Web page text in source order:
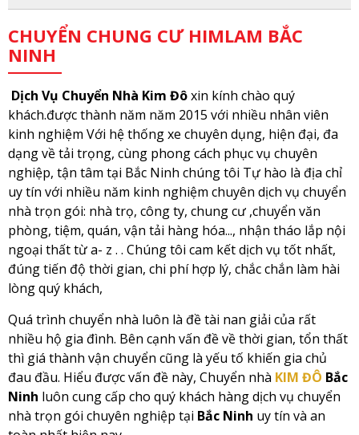
CHUYỂN CHUNG CƯ HIMLAM BẮC
NINH
Dịch Vụ Chuyển Nhà Kim Đôxin kính chào quý
khách.được thành năm năm 2015 với nhiều nhân viên
kinh nghiệm Với hệ thống xe chuyên dụng, hiện đại, đa
dạng về tải trọng, cùng phong cách phục vụ chuyên
nghiệp, tận tâm tại Bắc Ninh chúng tôi Tự hào là địa chỉ
uy tín với nhiều năm kinh nghiệm chuyên dịch vụ chuyển
nhà trọn gói: nhà trọ, công ty, chung cư ,chuyển văn
phòng, tiệm, quán, vận tải hàng hóa..., nhận tháo lắp nội
ngoại thất từ a- z . . Chúng tôi cam kết dịch vụ tốt nhất,
đúng tiến độ thời gian, chi phí hợp lý, chắc chắn làm hài
lòng quý khách,
Quá trình chuyển nhà luôn là đề tài nan giải của rất
nhiều hộ gia đình. Bên cạnh vấn đề về thời gian, tổn thất
thì giá thành vận chuyển cũng là yếu tố khiến gia chủ
đau đầu. Hiểu được vấn đề này, Chuyển nhà KIM ĐÔ Bắc
Ninh luôn cung cấp cho quý khách hàng dịch vụ chuyển
nhà trọn gói chuyên nghiệp tại Bắc Ninh uy tín và an